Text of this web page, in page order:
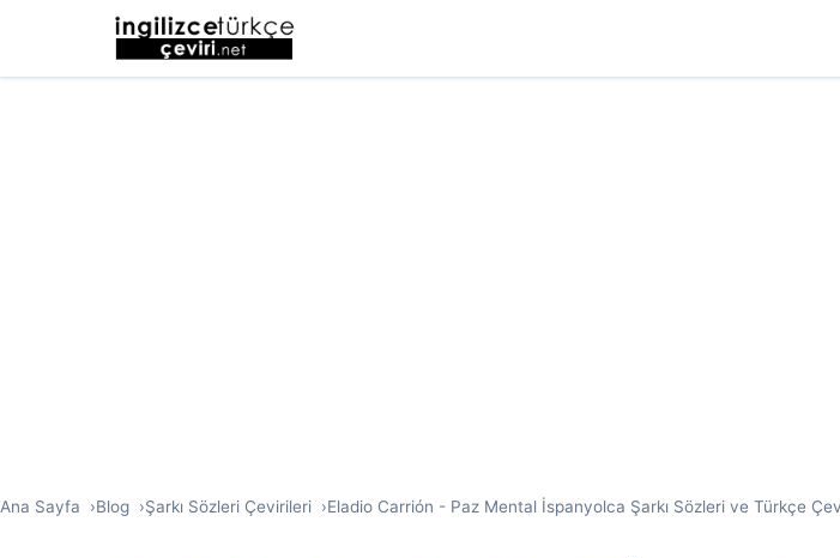
Ana Sayfa Blog Şarkı Sözleri Çevirileri Eladio Carrión - Paz Mental İspanyolca Şarkı Sözleri ve Türkçe